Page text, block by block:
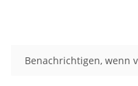
Benachrichtigen, wenn